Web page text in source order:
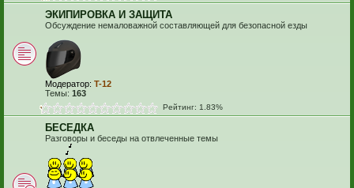
ЭКИПИРОВКА И ЗАЩИТА
Обсуждение немаловажной составляющей для безопасной езды
Модератор: T-12
Темы: 163
Рейтинг: 1.83%
БЕСЕДКА
Разговоры и беседы на отвлеченные темы